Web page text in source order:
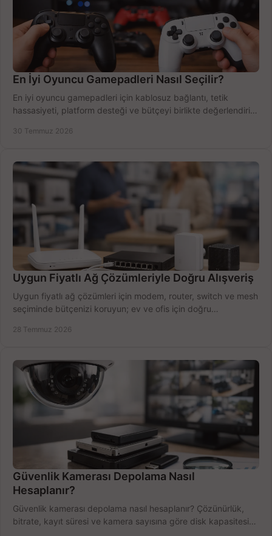
En İyi Oyuncu Gamepadleri Nasıl Seçilir?
En iyi oyuncu gamepadleri için kablosuz bağlantı, tetik
hassasiyeti, platform desteği ve bütçeyi birlikte değerlendirin;
30 Temmuz 2026
Uygun Fiyatlı Ağ Çözümleriyle Doğru Alışveriş
Uygun fiyatlı ağ çözümleri için modem, router, switch ve mesh
seçiminde bütçenizi koruyun; ev ve ofis için doğru
28 Temmuz 2026
Güvenlik Kamerası Depolama Nasıl
Hesaplanır?
Güvenlik kamerası depolama nasıl hesaplanır? Çözünürlük,
bitrate, kayıt süresi ve kamera sayısına göre disk kapasitesini